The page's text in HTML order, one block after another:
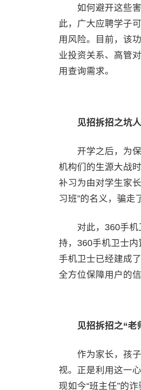
如何避开这些害
此，广大应聘学子
用风险。目前，该
业投资关系、高管
用查询需求。
见招拆招之坑
开学之后，为保
机构们的生源大战
补习为由对学生家
习班”的名义，骗走
对此，360手机卫
持，360手机卫士
手机卫士已经建成
全方位保障用户的信
见招拆招之“老
作为家长，孩子
视。正是利用这一
现如今“班主任”的